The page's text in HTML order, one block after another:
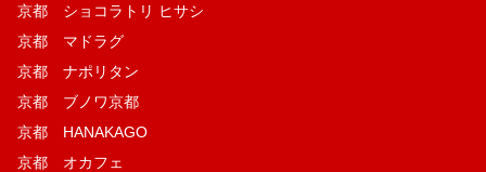
京都 ショコラトリ ヒサシ
京都 マドラグ
京都 ナポリタン
京都 ブノワ京都
京都 HANAKAGO
京都 オカフェ